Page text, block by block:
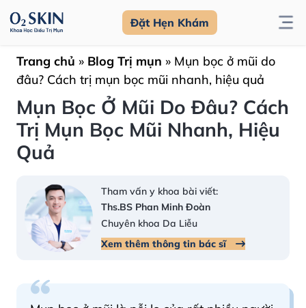
Đặt Hẹn Khám
Trang chủ » Blog Trị mụn » Mụn bọc ở mũi do
đâu? Cách trị mụn bọc mũi nhanh, hiệu quả
Mụn Bọc Ở Mũi Do Đâu? Cách
Trị Mụn Bọc Mũi Nhanh, Hiệu
Quả
Tham vấn y khoa bài viết:
Ths.BS Phan Minh Đoàn
Chuyên khoa Da Liễu
Xem thêm thông tin bác sĩ